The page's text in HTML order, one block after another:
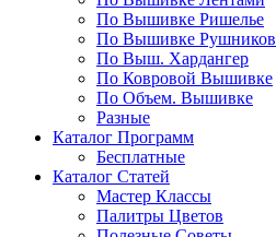
По Вышивке Ришелье
По Вышивке Рушников
По Выш. Хардангер
По Ковровой Вышивке
По Объем. Вышивке
Разные
Каталог Программ
Бесплатные
Каталог Статей
Мастер Классы
Палитры Цветов